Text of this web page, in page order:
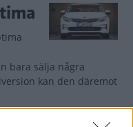
bara sälja några
kan den däremot